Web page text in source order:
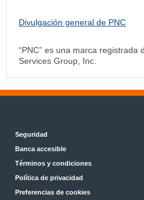
Divulgación general de PNC
“PNC” es una marca registrada
Services Group, Inc.
Seguridad
Banca accesible
Términos y condiciones
Política de privacidad
Preferencias de cookies